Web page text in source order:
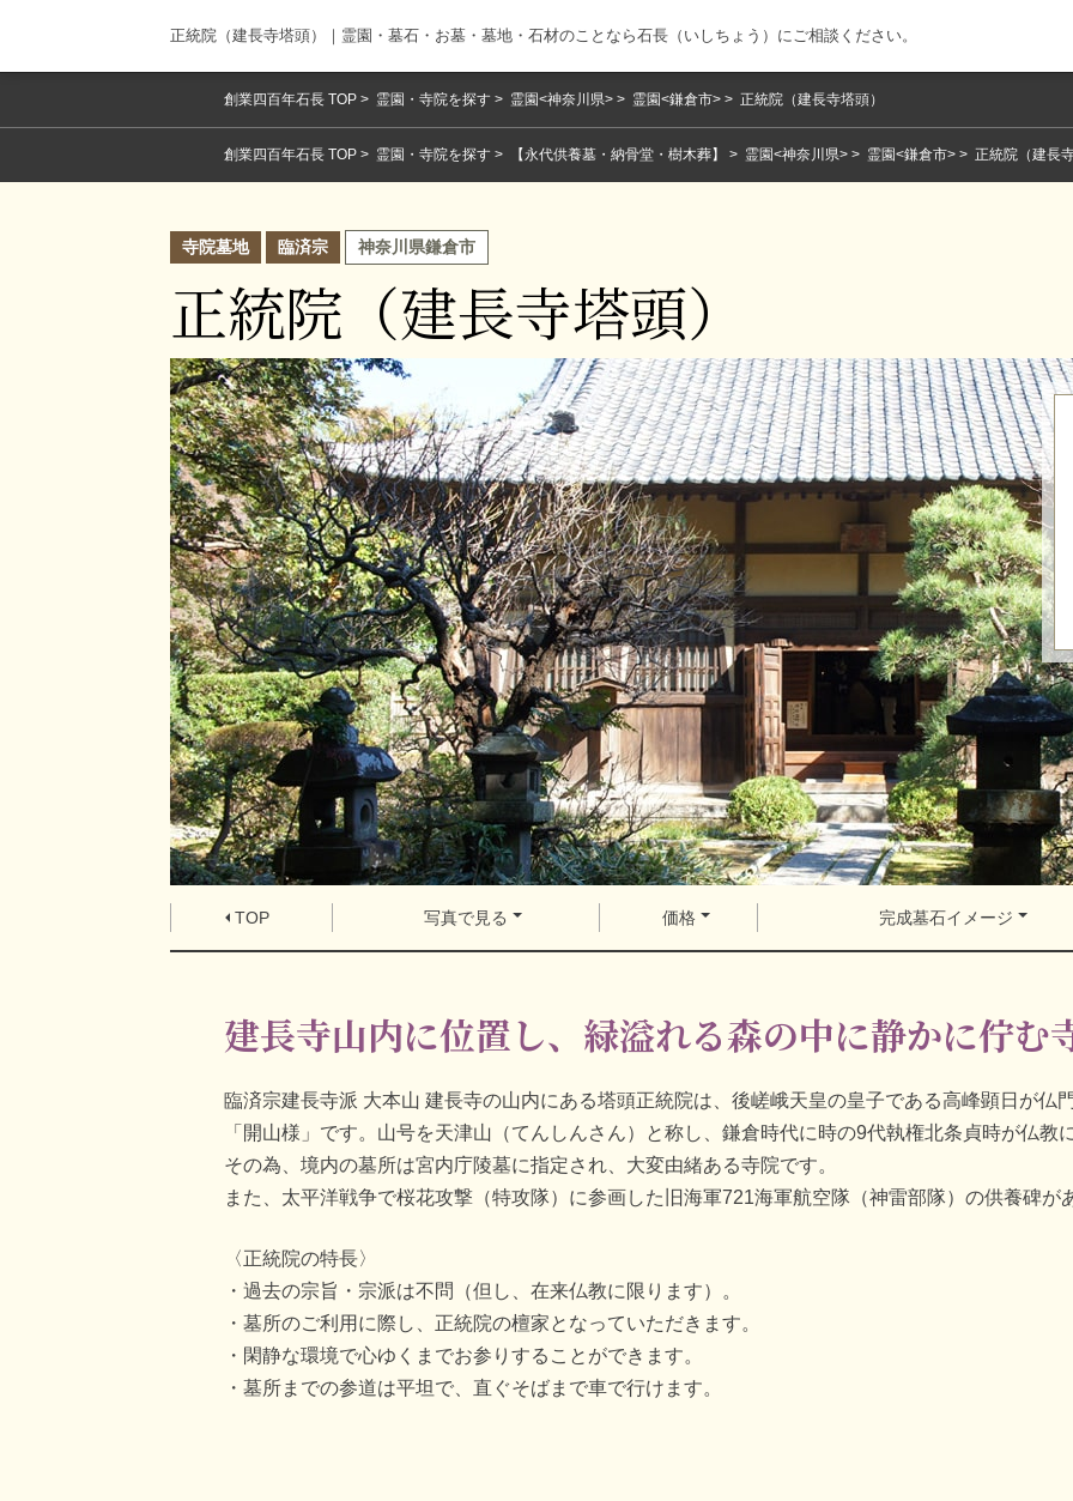
正統院（建長寺塔頭）｜霊園・墓石・お墓・墓地・石材のことなら石長（いしちょう）にご相談ください。
創業四百年石長 TOP 霊園・寺院を探す 霊園<神奈川県> 霊園<鎌倉市> 正統院（建長寺塔頭）
創業四百年石長 TOP 霊園・寺院を探す 【永代供養墓・納骨堂・樹木葬】 霊園<神奈川県> 霊園<鎌倉市> 正統院（建長
寺院墓地 臨済宗 神奈川県鎌倉市
正統院（建長寺塔頭）
TOP 写真で見る 価格 完成墓石イメージ
建長寺山内に位置し、緑溢れる森の中に静かに佇む
臨済宗建長寺派 大本山 建長寺の山内にある塔頭正統院は、後嵯峨天皇の皇子である高峰顕日が仏
「開山様」です。山号を天津山（てんしんさん）と称し、鎌倉時代に時の9代執権北条貞時が仏教
その為、境内の墓所は宮内庁陵墓に指定され、大変由緒ある寺院です。
また、太平洋戦争で桜花攻撃（特攻隊）に参画した旧海軍721海軍航空隊（神雷部隊）の供養碑が
〈正統院の特長〉
過去の宗旨・宗派は不問（但し、在来仏教に限ります）。
墓所のご利用に際し、正統院の檀家となっていただきます。
閑静な環境で心ゆくまでお参りすることができます。
墓所までの参道は平坦で、直ぐそばまで車で行けます。